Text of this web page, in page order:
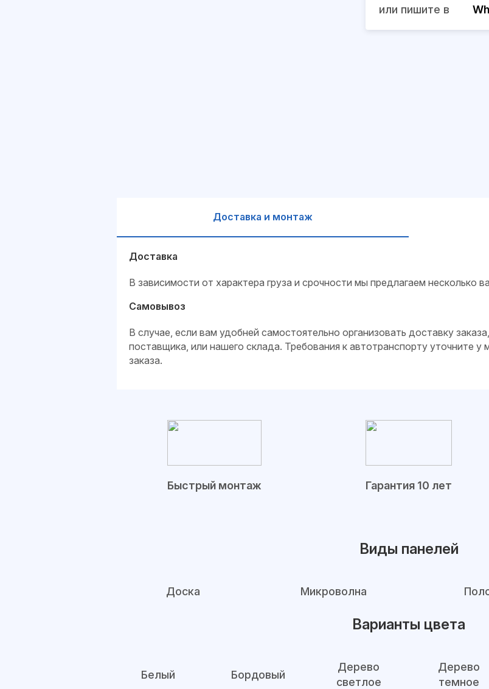
или пишите в
Доставка и монтаж
Доставка
В зависимости от характера груза и срочности мы предлагаем несколько
Самовывоз
В случае, если вам удобней самостоятельно организовать доставку
поставщика, или нашего склада. Требования к автотранспорту уточните
заказа.
Быстрый монтаж Гарантия 10 лет
Виды панелей
Доска Микроволна
Варианты цвета
Белый Бордовый
Дерево
светлое
Дерево
темное